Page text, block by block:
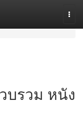
บรวม หนัง